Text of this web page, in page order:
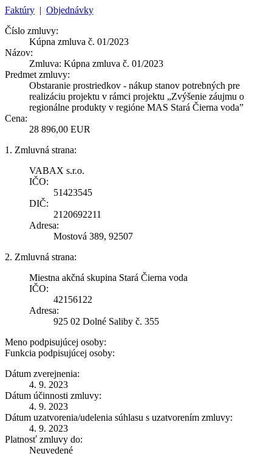
Faktúry | Objednávky
Číslo zmluvy:
Kúpna zmluva č. 01/2023
Názov:
Zmluva: Kúpna zmluva č. 01/2023
Predmet zmluvy:
Obstaranie prostriedkov - nákup stanov potrebných pre
realizáciu projektu v rámci projektu „Zvýšenie záujmu o
regionálne produkty v regióne MAS Stará Čierna vodaˮ
Cena:
28 896,00 EUR
1. Zmluvná strana:
VABAX s.r.o.
IČO:
51423545
DIČ:
2120692211
Adresa:
Mostová 389, 92507
2. Zmluvná strana:
Miestna akčná skupina Stará Čierna voda
IČO:
42156122
Adresa:
925 02 Dolné Saliby č. 355
Meno podpisujúcej osoby:
Funkcia podpisujúcej osoby:
Dátum zverejnenia:
4. 9. 2023
Dátum účinnosti zmluvy:
4. 9. 2023
Dátum uzatvorenia/udelenia súhlasu s uzatvorením zmluvy:
4. 9. 2023
Platnosť zmluvy do:
Neuvedené